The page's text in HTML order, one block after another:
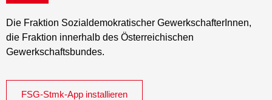
Die Fraktion Sozialdemokratischer GewerkschafterInnen,
die Fraktion innerhalb des Österreichischen
Gewerkschaftsbundes.
FSG-Stmk-App installieren